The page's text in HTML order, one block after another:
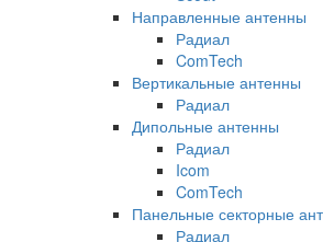
Направленные антенны
Радиал
ComTech
Вертикальные антенны
Радиал
Дипольные антенны
Радиал
Icom
ComTech
Панельные секторные
Радиал